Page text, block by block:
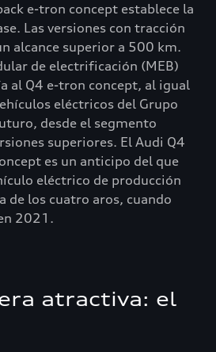
e-tron concept establece la
Las versiones con tracción
alcance superior a 500 km.
de electrificación (MEB)
al Q4 e-tron concept, al igual
eléctricos del Grupo
desde el segmento
superiores. El Audi Q4
es un anticipo del que
eléctrico de producción
de los cuatro aros, cuando
2021.
atractiva: el